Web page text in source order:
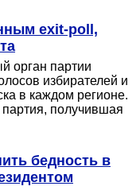
exit-poll,
орган партии
избирателей и
в каждом регионе.
получившая
бедность в